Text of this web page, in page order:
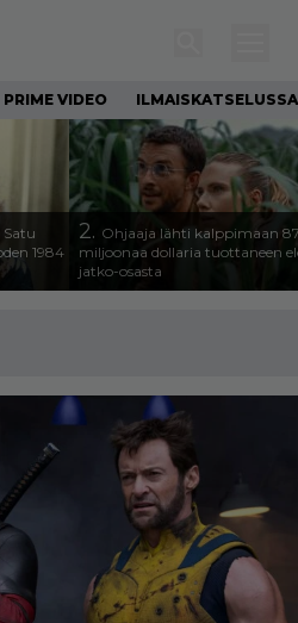
PRIME VIDEO ILMAISKATSELUSSA
Satu
1984
2. Ohjaaja lähti kalppimaan
miljoonaa dollaria tuottaneen
jatko-osasta